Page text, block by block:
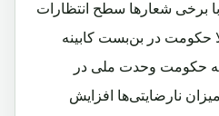
برخی شعارها سطح انتظارات
حکومت در بن‌بست کابینه
که حکومت وحدت ملی در
نارضایتی‌ها افزایش